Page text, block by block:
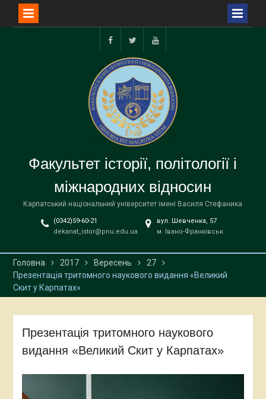
facebooktwitter youtube
Факультет історії, політології і
міжнародних відносин
Карпатський національний університет імені Василя Стефаника
(0342)59-60-21
dekanat_istor@pnu.edu.ua
вул. Шевченка, 57
м. Івано-Франківськ
Головна 2017 Вересень
27
Презентація тритомного наукового видання «Великий
Скит у Карпатах»
Презентація тритомного наукового
видання «Великий Скит у Карпатах»